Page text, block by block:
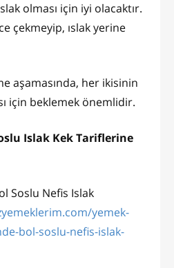
olması için iyi olacaktır.
çekmeyip, ıslak yerine
aşamasında, her ikisinin
için beklemek önemlidir.
Islak Kek Tariflerine
Soslu Nefis Islak
yemek-
bol-soslu-nefis-islak-